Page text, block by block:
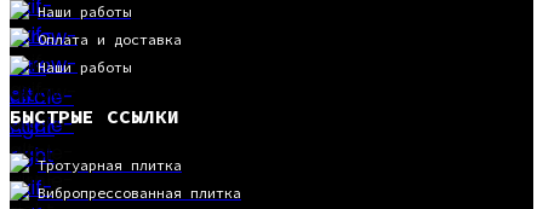
Наши работы
Оплата и доставка
Наши работы
БЫСТРЫЕ ССЫЛКИ
Тротуарная плитка
Вибропрессованная плитка